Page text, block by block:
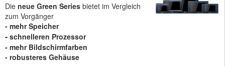
Die neue Green Seriesbietet im Vergleich
zum Vorgänger
- mehr Speicher
- schnelleren Prozessor
- mehr Bildschirmfarben
- robusteres Gehäuse